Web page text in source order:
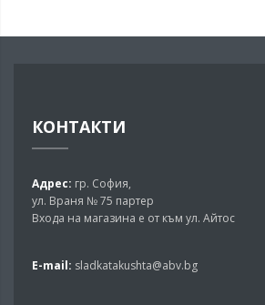
КОНТАКТИ
Адрес: гр. София,
ул. Враня № 75 партер
Входа на магазина е от към ул. Айтос
E-mail: sladkatakushta@abv.bg